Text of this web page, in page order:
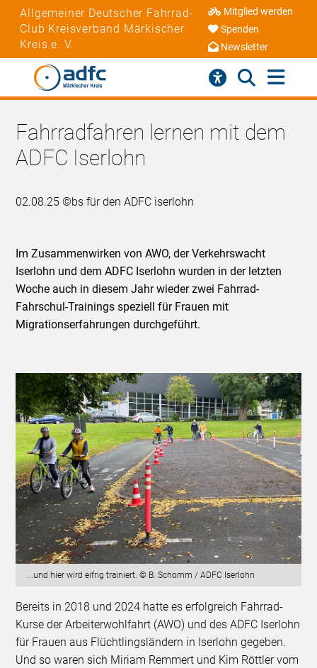
Allgemeiner Deutscher Fahrrad-
Club Kreisverband Märkischer
Kreis e. V.
Mitglied werden
Spenden
Newsletter
Fahrradfahren lernen mit dem
ADFC Iserlohn
02.08.25 ©bs für den ADFC iserlohn
Im Zusammenwirken von AWO, der Verkehrswacht
Iserlohn und dem ADFC Iserlohn wurden in der letzten
Woche auch in diesem Jahr wieder zwei Fahrrad-
Fahrschul-Trainings speziell für Frauen mit
Migrationserfahrungen durchgeführt.
...und hier wird eifrig trainiert. © B. Schomm / ADFC Iserlohn
Bereits in 2018 und 2024 hatte es erfolgreich Fahrrad-
Kurse der Arbeiterwohlfahrt (AWO) und des ADFC Iserlohn
für Frauen aus Flüchtlingsländern in Iserlohn gegeben.
Und so waren sich Miriam Remmert und Kim Röttler vom